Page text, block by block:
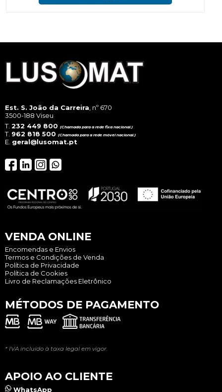
Est. S. João da Carreira , nº 670
3500-188 Viseu
T. 232 449 800 (Chamada para a rede fixa nacional.)
T. 962 818 500 (Chamada para a rede móvel nacional.)
E. geral@lusomat.pt
VENDA ONLINE
Encomendas e Envios
Termos e Condições de Venda
Política de Privacidade
Política de Cookies
Livro de Reclamações Eletrônico
MÉTODOS DE PAGAMENTO
* IVA incluído à taxa legal em vigor.
APOIO AO CLIENTE
WhatsApp